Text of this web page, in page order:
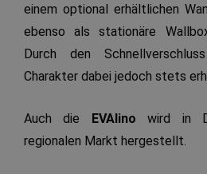
einem optional erhältlichen
ebenso als stationäre
Durch den
Charakter dabei jedoch stets
Auch die EVAlino wird in
regionalen Markt hergestellt.